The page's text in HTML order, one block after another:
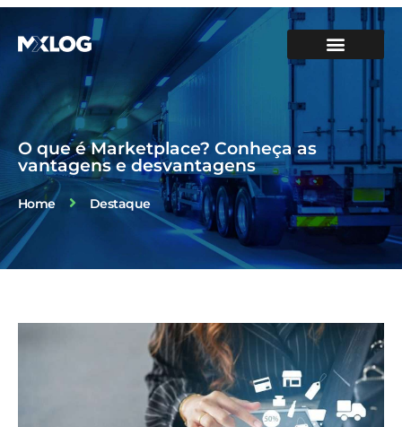
O que é Marketplace? Conheça as
vantagens e desvantagens
Home Destaque